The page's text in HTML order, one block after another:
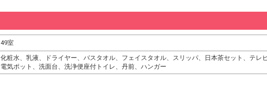
49室
化粧水、乳液、ドライヤー、バスタオル、フェイスタオル、スリッパ、日本茶セット、テレ
電気ポット、洗面台、洗浄便座付トイレ、丹前、ハンガー